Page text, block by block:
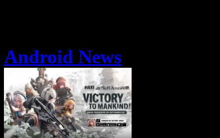
Android News